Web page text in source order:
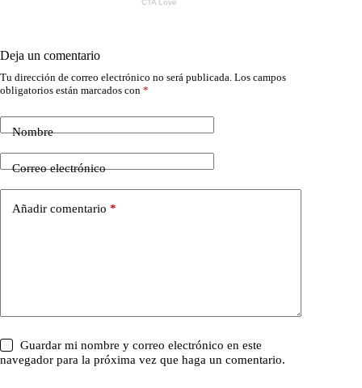
Deja un comentario
Tu dirección de correo electrónico no será publicada. Los campos
obligatorios están marcados con *
Nombre
Correo electrónico
Añadir comentario *
Guardar mi nombre y correo electrónico en este
navegador para la próxima vez que haga un comentario.